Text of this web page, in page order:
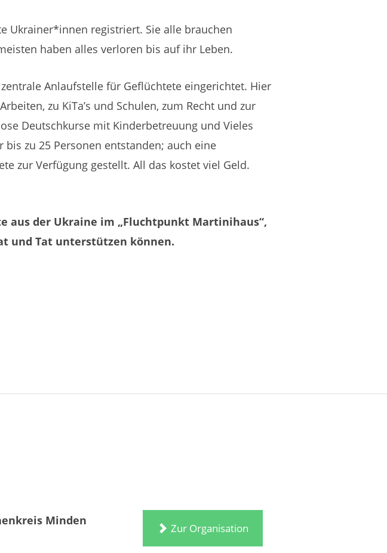
Ukrainer*innen registriert. Sie alle brauchen
haben alles verloren bis auf ihr Leben.
Anlaufstelle für Geflüchtete eingerichtet. Hier
zu KiTa’s und Schulen, zum Recht und zur
Deutschkurse mit Kinderbetreuung und Vieles
zu 25 Personen entstanden; auch eine
zur Verfügung gestellt. All das kostet viel Geld.
aus der Ukraine im „Fluchtpunkt Martinihaus“,
und Tat unterstützen können.
Minden
Zur Organisation